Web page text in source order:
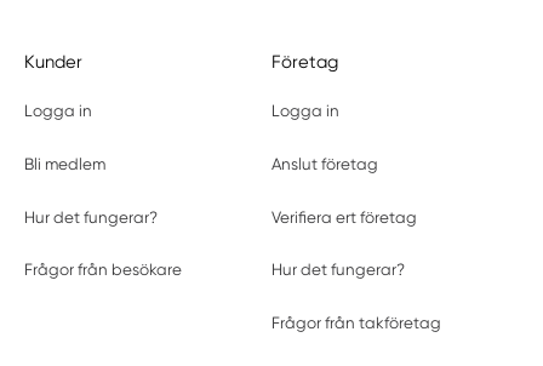
Kunder
Logga in
Bli medlem
Hur det fungerar?
Frågor från besökare
Företag
Logga in
Anslut företag
Verifiera ert företag
Hur det fungerar?
Frågor från takföretag